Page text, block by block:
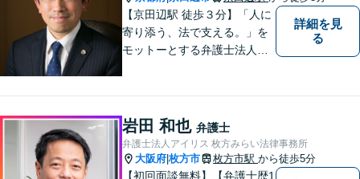
【京田辺駅 徒歩３分】「人に
寄り添う、法で支える。」を
モットーとする弁護士法人で
詳細を見
る
岩田 和也 弁護士
弁護士法人アイリス 枚方みらい法律事務所
大阪府 枚方市 枚方市駅 から徒歩5分
【初回面談無料】【弁護士歴1